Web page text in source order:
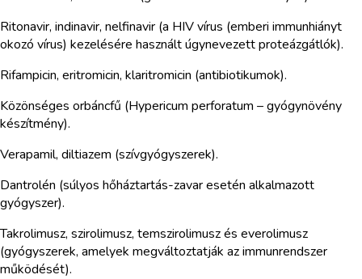
Ritonavir, indinavir, nelfinavir (a HIV vírus (emberi immunhiányt
okozó vírus) kezelésére használt úgynevezett proteázgátlók).
Rifampicin, eritromicin, klaritromicin (antibiotikumok).
Közönséges orbáncfű (Hypericum perforatum – gyógynövény
készítmény).
Verapamil, diltiazem (szívgyógyszerek).
Dantrolén (súlyos hőháztartás-zavar esetén alkalmazott
gyógyszer).
Takrolimusz, szirolimusz, temszirolimusz és everolimusz
(gyógyszerek, amelyek megváltoztatják az immunrendszer
működését).